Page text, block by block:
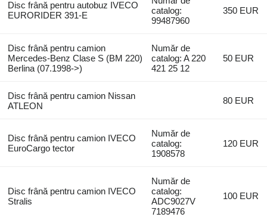
Disc frână pentru autobuz IVECO
EURORIDER 391-E
catalog:
99487960
350 EUR
Disc frână pentru camion
Mercedes-Benz Clase S (BM 220)
Berlina (07.1998->)
Număr de
catalog: A 220
421 25 12
50 EUR
Disc frână pentru camion Nissan
ATLEON
80 EUR
Disc frână pentru camion IVECO
EuroCargo tector
Număr de
catalog:
1908578
120 EUR
Disc frână pentru camion IVECO
Stralis
Număr de
catalog:
ADC9027V
7189476
100 EUR